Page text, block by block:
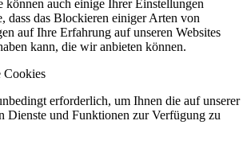
können auch einige Ihrer Einstellungen
dass das Blockieren einiger Arten von
auf Ihre Erfahrung auf unseren Websites
kann, die wir anbieten können.
Cookies
erforderlich, um Ihnen die auf unserer
Dienste und Funktionen zur Verfügung zu